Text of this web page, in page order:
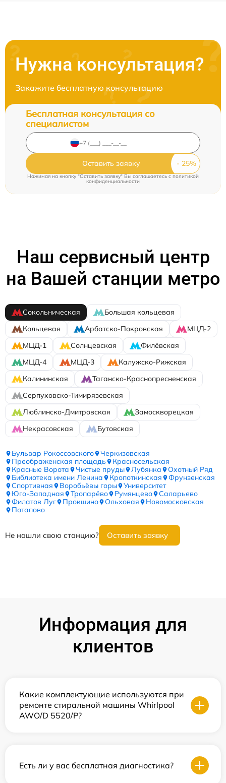
Нужна консультация?
Закажите бесплатную консультацию
Бесплатная консультация со
специалистом
Оставить заявку
Нажимая на кнопку "Оставить заявку" Вы соглашаетесь c политикой
конфиденциальности
Наш сервисный центр
на Вашей станции метро
Сокольническая
Большая кольцевая
Кольцевая
Арбатско-Покровская
МЦД-2
МЦД-1
Солнцевская
Филёвская
МЦД-4
МЦД-3
Калужско-Рижская
Калининская
Таганско-Краснопресненская
Серпуховско-Тимирязевская
Люблинско-Дмитровская
Замоскворецкая
Некрасовская
Бутовская
Бульвар Рокоссовского
Черкизовская
Преображенская площадь
Красносельская
Красные Ворота
Чистые пруды Лубянка
Охотный Ряд
Библиотека имени Ленина
Кропоткинская
Фрунзенская
Спортивная
Воробьёвы горы
Университет
Юго-Западная
Тропарёво Румянцево
Саларьево
Филатов Луг
Прокшино Ольховая
Новомосковская
Потапово
Не нашли свою станцию? Оставить заявку
Информация для
клиентов
Какие комплектующие используются при
ремонте стиральной машины Whirlpool
AWO/D 5520/P?
Есть ли у вас бесплатная диагностика?